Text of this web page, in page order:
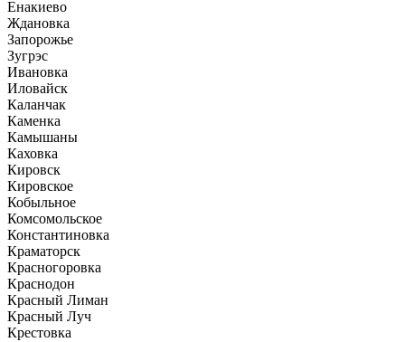
Енакиево
Ждановка
Запорожье
Зугрэс
Ивановка
Иловайск
Каланчак
Каменка
Камышаны
Каховка
Кировск
Кировское
Кобыльное
Комсомольское
Константиновка
Краматорск
Красногоровка
Краснодон
Красный Лиман
Красный Луч
Крестовка